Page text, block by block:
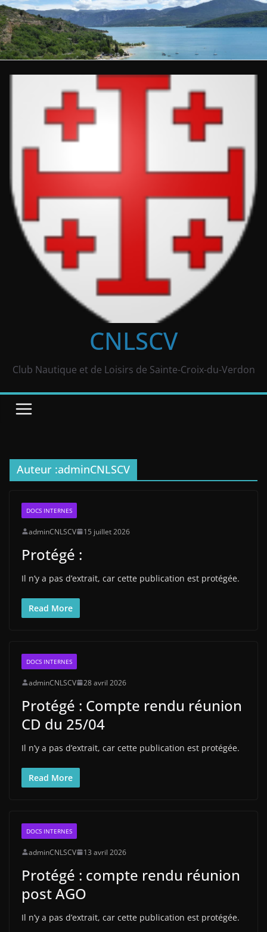
CNLSCV
Club Nautique et de Loisirs de Sainte-Croix-du-Verdon
Auteur :adminCNLSCV
DOCS INTERNES
adminCNLSCV 15 juillet 2026
Protégé :
Il n’y a pas d’extrait, car cette publication est protégée.
Read More
DOCS INTERNES
adminCNLSCV 28 avril 2026
Protégé : Compte rendu réunion
CD du 25/04
Il n’y a pas d’extrait, car cette publication est protégée.
Read More
DOCS INTERNES
adminCNLSCV 13 avril 2026
Protégé : compte rendu réunion
post AGO
Il n’y a pas d’extrait, car cette publication est protégée.